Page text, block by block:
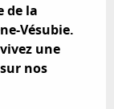
de la
Vésubie.
une
nos